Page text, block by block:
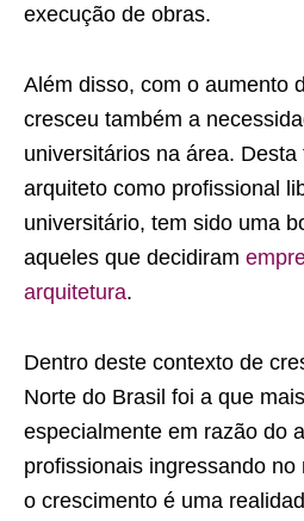
execução de obras.
Além disso, com o aumento
cresceu também a
universitários na área.
arquiteto como profissional
universitário, tem sido uma
aqueles que decidiram
arquitetura.
Dentro deste contexto de
Norte do Brasil foi a que
especialmente em razão do
profissionais ingressando
o crescimento é uma